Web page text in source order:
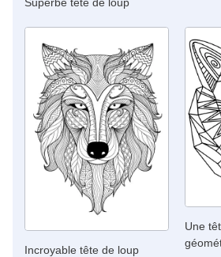
Incroyable tête de loup
Une